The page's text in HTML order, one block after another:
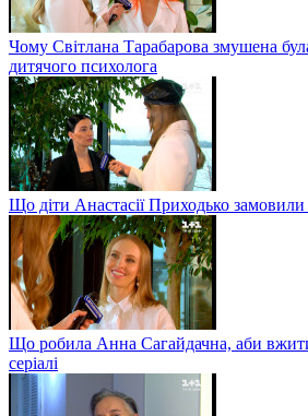
Чому Світлана Тарабарова змушена
дитячого психолога
Що діти Анастасії Приходько
Що робила Анна Сагайдачна, аби
серіалі